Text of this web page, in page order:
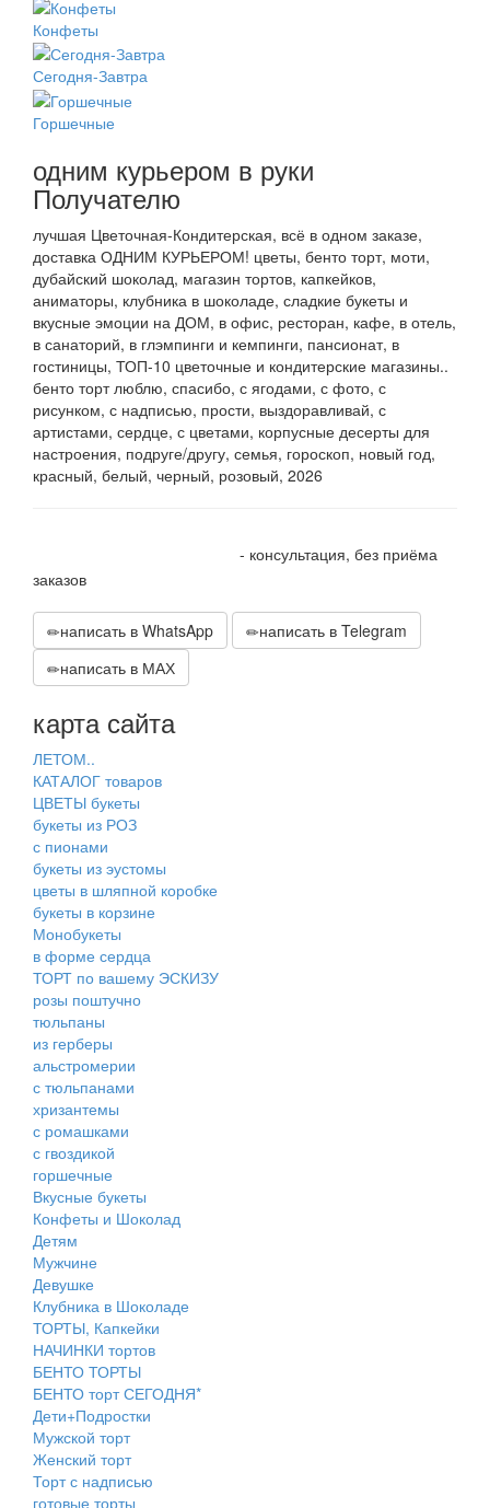
Конфеты
Сегодня-Завтра
Горшечные
одним курьером в руки
Получателю
лучшая Цветочная-Кондитерская, всё в одном заказе,
доставка ОДНИМ КУРЬЕРОМ! цветы, бенто торт, моти,
дубайский шоколад, магазин тортов, капкейков,
аниматоры, клубника в шоколаде, сладкие букеты и
вкусные эмоции на ДОМ, в офис, ресторан, кафе, в отель,
в санаторий, в глэмпинги и кемпинги, пансионат, в
гостиницы, ТОП-10 цветочные и кондитерские магазины..
бенто торт люблю, спасибо, с ягодами, с фото, с
рисунком, с надписью, прости, выздоравливай, с
артистами, сердце, с цветами, корпусные десерты для
настроения, подруге/другу, семья, гороскоп, новый год,
красный, белый, черный, розовый, 2026
- консультация, без приёма
заказов
написать в WhatsApp
написать в Telegram
написать в МАХ
карта сайта
ЛЕТОМ..
КАТАЛОГ товаров
ЦВЕТЫ букеты
букеты из РОЗ
с пионами
букеты из эустомы
цветы в шляпной коробке
букеты в корзине
Монобукеты
в форме сердца
ТОРТ по вашему ЭСКИЗУ
розы поштучно
тюльпаны
из герберы
альстромерии
с тюльпанами
хризантемы
с ромашками
с гвоздикой
горшечные
Вкусные букеты
Конфеты и Шоколад
Детям
Мужчине
Девушке
Клубника в Шоколаде
ТОРТЫ, Капкейки
НАЧИНКИ тортов
БЕНТО ТОРТЫ
БЕНТО торт СЕГОДНЯ*
Дети+Подростки
Мужской торт
Женский торт
Торт с надписью
готовые торты